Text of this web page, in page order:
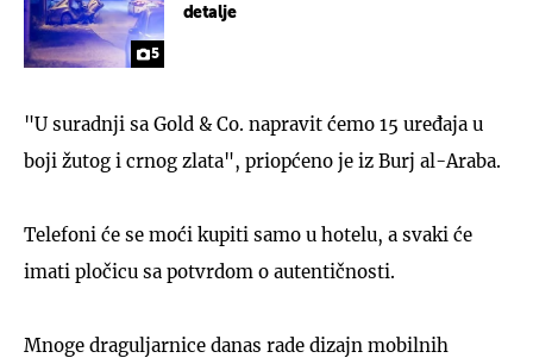
5
detalje
"U suradnji sa Gold & Co. napravit ćemo 15 uređaja u
boji žutog i crnog zlata", priopćeno je iz Burj al-Araba.
Telefoni će se moći kupiti samo u hotelu, a svaki će
imati pločicu sa potvrdom o autentičnosti.
Mnoge draguljarnice danas rade dizajn mobilnih